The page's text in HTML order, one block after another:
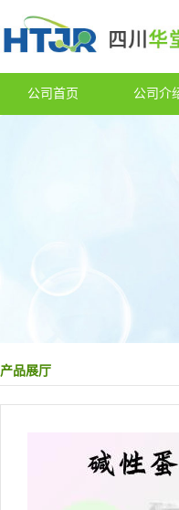
公司首页 公司介
产品展厅